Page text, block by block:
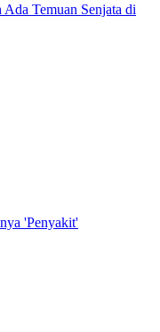
Temuan Senjata di
'Penyakit'